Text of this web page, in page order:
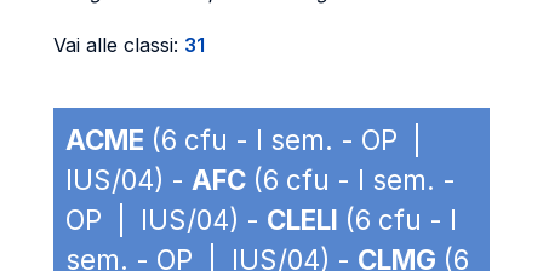
Vai alle classi: 31
ACME (6 cfu - I sem. - OP |
IUS/04) - AFC (6 cfu - I sem. -
OP | IUS/04) - CLELI (6 cfu - I
sem. - OP | IUS/04) - CLMG (6